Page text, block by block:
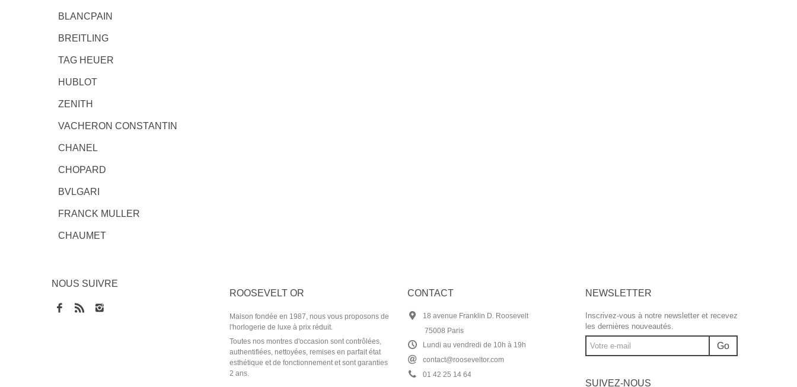
BLANCPAIN
BREITLING
TAG HEUER
HUBLOT
ZENITH
VACHERON CONSTANTIN
CHANEL
CHOPARD
BVLGARI
FRANCK MULLER
CHAUMET
NOUS SUIVRE
ROOSEVELT OR
Maison fondée en 1987, nous vous proposons de
l'horlogerie de luxe à prix réduit.
Toutes nos montres d'occasion sont contrôlées,
authentifiées, nettoyées, remises en parfait état
esthétique et de fonctionnement et sont garanties
2 ans.
CONTACT
18 avenue Franklin D. Roosevelt
75008 Paris
Lundi au vendredi de 10h à 19h
contact@rooseveltor.com
01 42 25 14 64
NEWSLETTER
Inscrivez-vous à notre newsletter et recevez
les dernières nouveautés.
Go
SUIVEZ-NOUS